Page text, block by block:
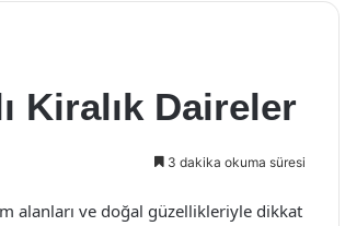
Kiralık Daireler
3 dakika okuma süresi
alanları ve doğal güzellikleriyle dikkat